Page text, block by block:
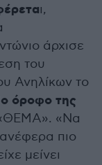
ι,
άρχισε
του
Ανηλίκων το
όροφο της
«Να
πιο
μείνει